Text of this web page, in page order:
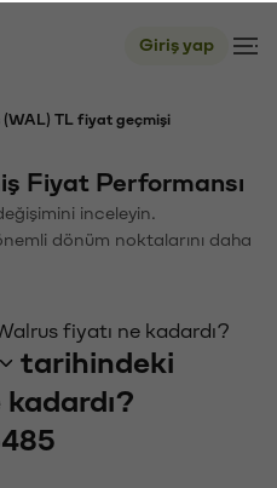
Giriş yap
(WAL) TL fiyat geçmişi
Fiyat Performansı
inceleyin.
dönüm noktalarını daha
fiyatı ne kadardı?
tarihindeki